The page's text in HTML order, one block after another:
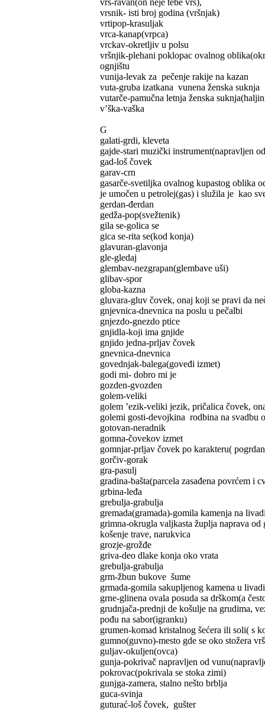
vrsnik- isti broj godina (vršnjak)
vrtipop-krasuljak
vrca-kanap(vrpca)
vrckav-okretljiv u polsu
vršnjik-plehani poklopac ovalnog
ognjištu
vunija-levak za pečenje rakije na kazan
vuta-gruba izatkana vunena ženska suknja
vutarče-pamučna letnja ženska
v’ška-vaška
G
galati-grdi, kleveta
gajde-stari muzički instrument(napravljen
gad-loš čovek
garav-crn
gasarče-svetiljka ovalnog kupastog oblika
je umočen u petrolej(gas) i služila je kao
gerdan-đerdan
gedža-pop(svežtenik)
gila se-golica se
gica se-rita se(kod konja)
glavuran-glavonja
gle-gledaj
glembav-nezgrapan(glembave uši)
glibav-spor
globa-kazna
gluvara-gluv čovek, onaj koji se pravi da
gnjevnica-dnevnica na poslu u pečalbi
gnjezdo-gnezdo ptice
gnjidla-koji ima gnjide
gnjido jedna-prljav čovek
gnevnica-dnevnica
govednjak-balega(goveđi izmet)
godi mi- dobro mi je
gozden-gvozden
golem-veliki
golem ’ezik-veliki jezik, pričalica čovek,
golemi gosti-devojkina rodbina na svadbu
gotovan-neradnik
gomna-čovekov izmet
gomnjar-prljav čovek po karakteru(
gorčiv-gorak
gra-pasulj
gradina-bašta(parcela zasađena povrćem i
grbina-leđa
grebulja-grabulja
gremada(gramada)-gomila kamenja na
grimna-okrugla valjkasta župlja naprava
košenje trave, narukvica
grozje-grožđe
griva-deo dlake konja oko vrata
grebulja-grabulja
grm-žbun bukove šume
grmada-gomila sakupljenog kamena u livadi
grne-glinena ovala posuda sa drškom(a
grudnjača-prednji de košulje na grudima,
pođu na sabor(igranku)
grumen-komad kristalnog šećera ili soli( s
gumno(guvno)-mesto gde se oko stožera
guljav-okuljen(ovca)
gunja-pokrivač napravljen od
pokrovac(pokrivala se stoka zimi)
gunjga-zamera, stalno nešto brblja
guca-svinja
guturać-loš čovek, gušter